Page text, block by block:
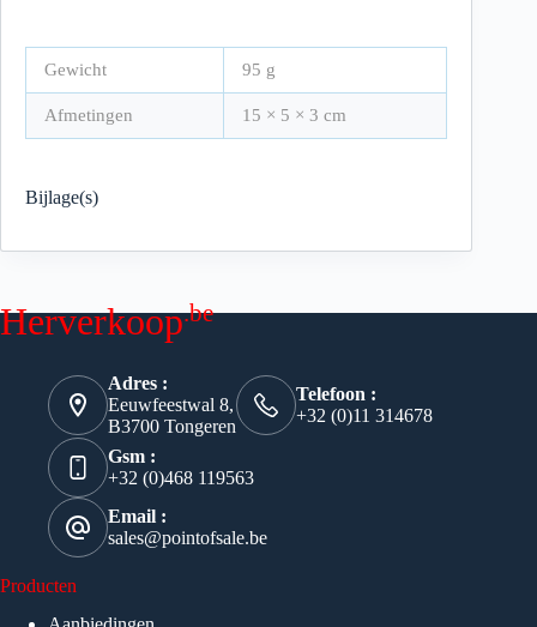
Gewicht 95 g
Afmetingen 15 × 5 × 3 cm
Bijlage(s)
Herverkoop.be
Adres :
Eeuwfeestwal 8,
B3700 Tongeren
Telefoon :
+32 (0)11 314678
Gsm :
+32 (0)468 119563
Email :
sales@pointofsale.be
Producten